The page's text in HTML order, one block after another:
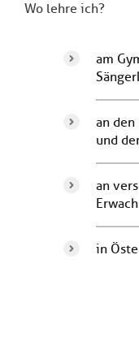
Wo lehre ich?
am
an den
und
an
in